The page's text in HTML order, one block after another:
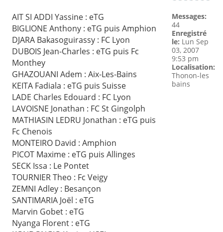
AIT SI ADDI Yassine : eTG
BIGLIONE Anthony : eTG puis Amphion
DJARA Bakasoguirassy : FC Lyon
DUBOIS Jean-Charles : eTG puis Fc
Monthey
GHAZOUANI Adem : Aix-Les-Bains
KEITA Fadiala : eTG puis Suisse
LADE Charles Edouard : FC Lyon
LAVOISNE Jonathan : FC St Gingolph
MATHIASIN LEDRU Jonathan : eTG puis
Fc Chenois
MONTEIRO David : Amphion
PICOT Maxime : eTG puis Allinges
SECK Issa : Le Pontet
TOURNIER Theo : Fc Veigy
ZEMNI Adley : Besançon
SANTIMARIA Joël : eTG
Marvin Gobet : eTG
Nyanga Florent : eTG
Messages:
44
Enregistré
le: Lun Sep
03, 2007
9:53 pm
Localisation:
Thonon-les
bains